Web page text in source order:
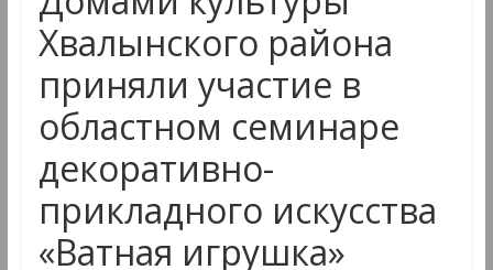
Хвалынского района
приняли участие в
областном семинаре
декоративно-
прикладного искусства
«Ватная игрушка»